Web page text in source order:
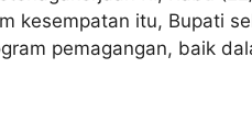
kesempatan itu, Bupati
pemagangan, baik